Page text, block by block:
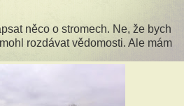
něco o stromech. Ne, že bych
rozdávat vědomosti. Ale mám